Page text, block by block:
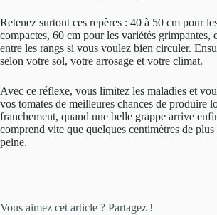
Retenez surtout ces repères : 40 à 50 cm pour
compactes, 60 cm pour les variétés grimpantes,
entre les rangs si vous voulez bien circuler.
selon votre sol, votre arrosage et votre climat.
Avec ce réflexe, vous limitez les maladies et
vos tomates de meilleures chances de produire
franchement, quand une belle grappe arrive
comprend vite que quelques centimètres de
peine.
Vous aimez cet article ? Partagez !